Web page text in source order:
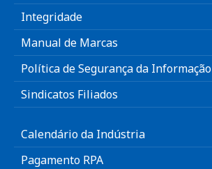
Integridade
Manual de Marcas
Política de Segurança da Informação
Sindicatos Filiados
Calendário da Indústria
Pagamento RPA